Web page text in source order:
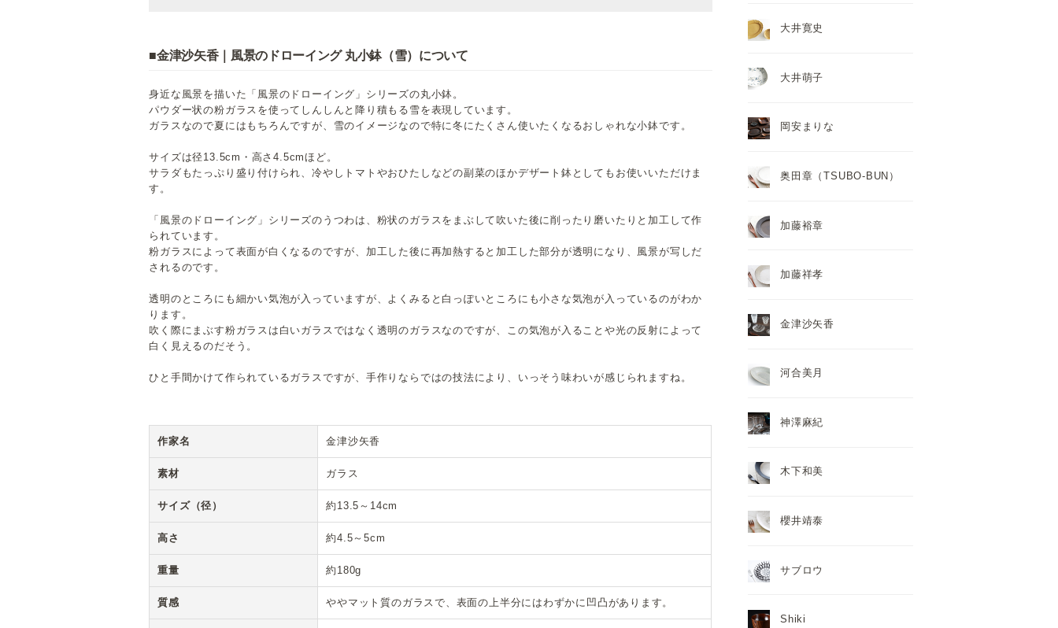
■金津沙矢香｜風景のドローイング 丸小鉢（雪）について
身近な風景を描いた「風景のドローイング」シリーズの丸小鉢。
パウダー状の粉ガラスを使ってしんしんと降り積もる雪を表現しています。
ガラスなので夏にはもちろんですが、雪のイメージなので特に冬にたくさん使いたくなるおしゃれな小鉢です。
サイズは径13.5cm・高さ4.5cmほど。
サラダもたっぷり盛り付けられ、冷やしトマトやおひたしなどの副菜のほかデザート鉢としてもお使いいただけま
す。
「風景のドローイング」シリーズのうつわは、粉状のガラスをまぶして吹いた後に削ったり磨いたりと加工して作
られています。
粉ガラスによって表面が白くなるのですが、加工した後に再加熱すると加工した部分が透明になり、風景が写しだ
されるのです。
透明のところにも細かい気泡が入っていますが、よくみると白っぽいところにも小さな気泡が入っているのがわか
ります。
吹く際にまぶす粉ガラスは白いガラスではなく透明のガラスなのですが、この気泡が入ることや光の反射によって
白く見えるのだそう。
ひと手間かけて作られているガラスですが、手作りならではの技法により、いっそう味わいが感じられますね。
作家名 金津沙矢香
素材 ガラス
サイズ（径） 約13.5～14cm
高さ 約4.5～5cm
重量 約180g
質感 ややマット質のガラスで、表面の上半分にはわずかに凹凸があります。
大井寛史
大井萌子
岡安まりな
奥田章（TSUBO-BUN）
加藤裕章
加藤祥孝
金津沙矢香
河合美月
神澤麻紀
木下和美
櫻井靖泰
サブロウ
Shiki